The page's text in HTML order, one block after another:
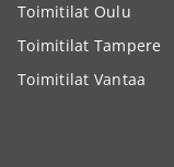
Toimitilat Oulu
Toimitilat Tampere
Toimitilat Vantaa